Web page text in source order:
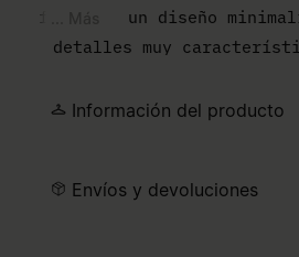
fusionan un diseño
detalles muy
emblemático dedo
táctil. Una discreta
Información del producto
Envíos y devoluciones